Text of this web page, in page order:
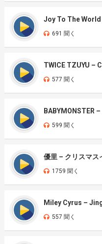
Joy To The World
691 聞く
TWICE TZUYU –
577 聞く
BABYMONSTER
599 聞く
優里 – クリスマス
1759 聞く
557 聞く